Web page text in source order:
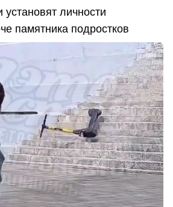
личности
памятника подростков